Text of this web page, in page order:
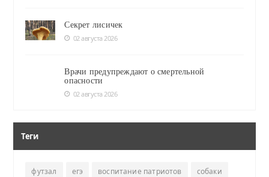
Секрет лисичек
02 августа 2026
Врачи предупреждают о смертельной
опасности
02 августа 2026
Теги
футзал егэ воспитание патриотов собаки